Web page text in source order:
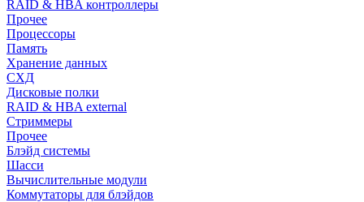
RAID & HBA контроллеры
Прочее
Процессоры
Память
Хранение данных
СХД
Дисковые полки
RAID & HBA external
Стриммеры
Прочее
Блэйд системы
Шасси
Вычислительные модули
Коммутаторы для блэйдов